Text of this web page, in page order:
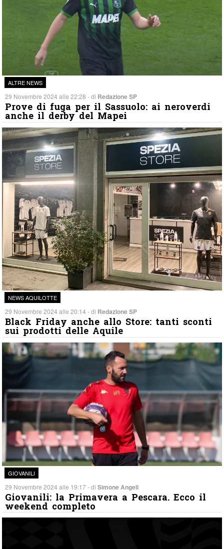
ALTRE NEWS
29 Novembre 2024 alle 22:28 - di Redazione SP
Prove di fuga per il Sassuolo: ai neroverdi
anche il derby del Mapei
NEWS AQUILOTTE
29 Novembre 2024 alle 20:14 - di Redazione SP
Black Friday anche allo Store: tanti sconti
sui prodotti delle Aquile
GIOVANILI
29 Novembre 2024 alle 19:17 - diSimone Angeli
Giovanili: la Primavera a Pescara. Ecco il
weekend completo